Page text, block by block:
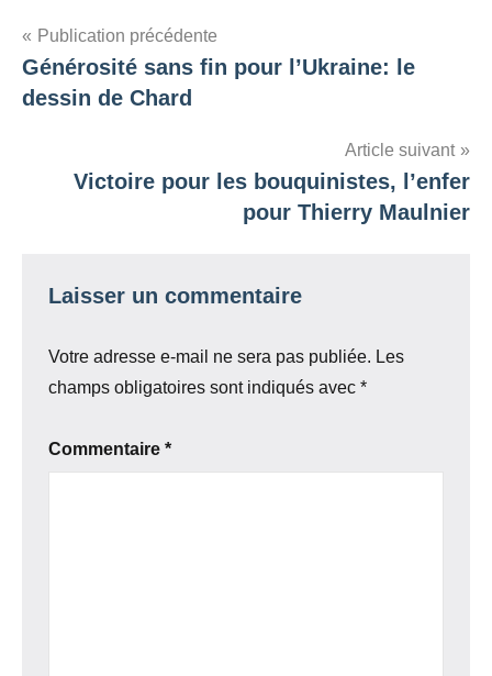
Navigation
de
Publication précédente
Générosité sans fin pour l’Ukraine: le
dessin de Chard
Article suivant
Victoire pour les bouquinistes, l’enfer
pour Thierry Maulnier
Laisser un commentaire
Votre adresse e-mail ne sera pas publiée. Les
champs obligatoires sont indiqués avec *
Commentaire *